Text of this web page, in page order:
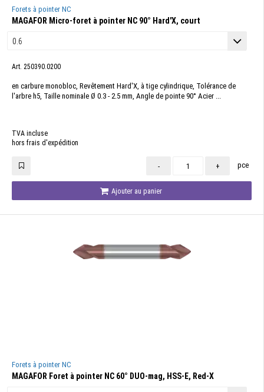
Forets à pointer NC
MAGAFOR Micro-foret à pointer NC 90° Hard'X, court
Art. 250390.0200
en carbure monobloc, Revêtement Hard'X, à tige cylindrique, Tolérance de
l'arbre h5, Taille nominale Ø 0.3 - 2.5 mm, Angle de pointe 90° Acier ...
TVA incluse
hors frais d'expédition
- + pce
Ajouter au panier
Forets à pointer NC
MAGAFOR Foret à pointer NC 60° DUO-mag, HSS-E, Red-X